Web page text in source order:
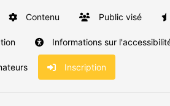
Contenu Public visé
Informations sur
Inscription